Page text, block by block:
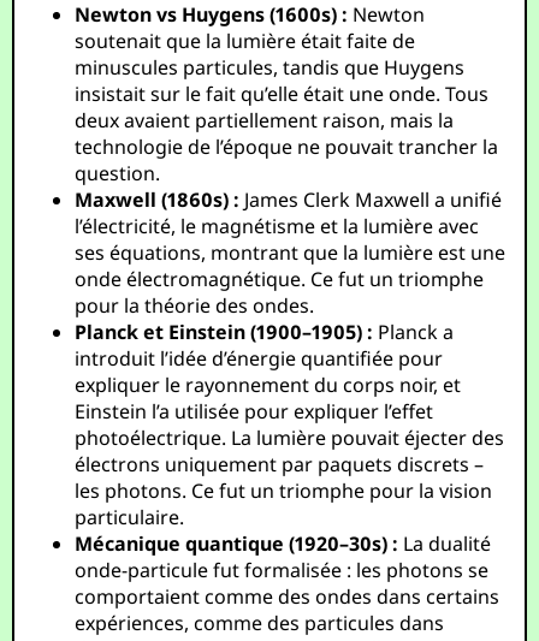
Newton vs Huygens (1600s) : Newton
soutenait que la lumière était faite de
minuscules particules, tandis que Huygens
insistait sur le fait qu’elle était une onde. Tous
deux avaient partiellement raison, mais la
technologie de l’époque ne pouvait trancher la
question.
Maxwell (1860s) : James Clerk Maxwell a unifié
l’électricité, le magnétisme et la lumière avec
ses équations, montrant que la lumière est une
onde électromagnétique. Ce fut un triomphe
pour la théorie des ondes.
Planck et Einstein (1900–1905) : Planck a
introduit l’idée d’énergie quantifiée pour
expliquer le rayonnement du corps noir, et
Einstein l’a utilisée pour expliquer l’effet
photoélectrique. La lumière pouvait éjecter des
électrons uniquement par paquets discrets –
les photons. Ce fut un triomphe pour la vision
particulaire.
Mécanique quantique (1920–30s) : La dualité
onde-particule fut formalisée : les photons se
comportaient comme des ondes dans certains
expériences, comme des particules dans